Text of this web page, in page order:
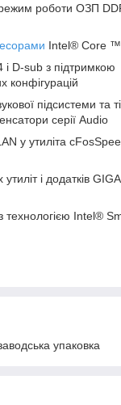
роботи ОЗП
Intel® Core ™
D-sub з підтримкою
конфігурацій
підсистеми та
серії Audio
у утиліта
і додатків
технологією Intel®
упаковка